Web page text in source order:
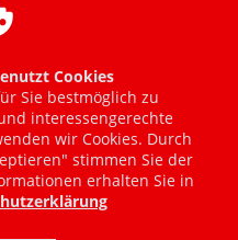
Cookies
Sie bestmöglich zu
interessengerechte
wir Cookies. Durch
stimmen Sie der
erhalten Sie in